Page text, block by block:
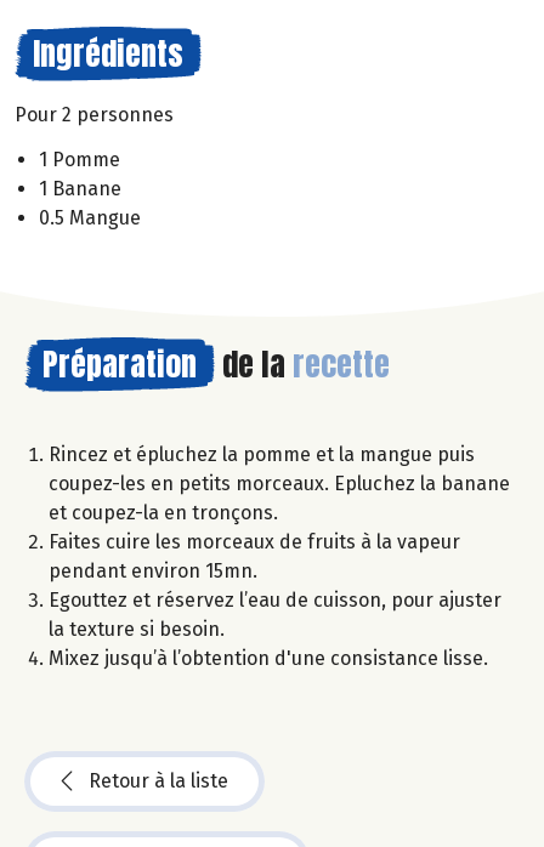
Ingrédients
Pour 2 personnes
1 Pomme
1 Banane
0.5 Mangue
Préparation de la recette
Rincez et épluchez la pomme et la mangue puis
coupez-les en petits morceaux. Epluchez la banane
et coupez-la en tronçons.
Faites cuire les morceaux de fruits à la vapeur
pendant environ 15mn.
Egouttez et réservez l’eau de cuisson, pour ajuster
la texture si besoin.
Mixez jusqu’à l’obtention d'une consistance lisse.
Retour à la liste